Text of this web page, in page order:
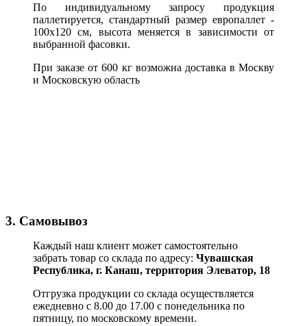
По индивидуальному запросу продукция
паллетируется, стандартный размер европаллет -
100х120 см, высота меняется в зависимости от
выбранной фасовки.
При заказе от 600 кг возможна доставка в Москву
и Московскую область
3. Самовывоз
Каждый наш клиент может самостоятельно
забрать товар со склада по адресу: Чувашская
Республика, г. Канаш, территория Элеватор, 18
Отгрузка продукции со склада осуществляется
ежедневно с 8.00 до 17.00 с понедельника по
пятницу, по московскому времени.